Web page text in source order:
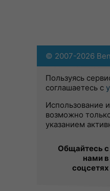
© 2007-2026
Пользуясь
соглашаетесь с
Использование
возможно
указанием
Общайтесь с
нами в
соцсетях